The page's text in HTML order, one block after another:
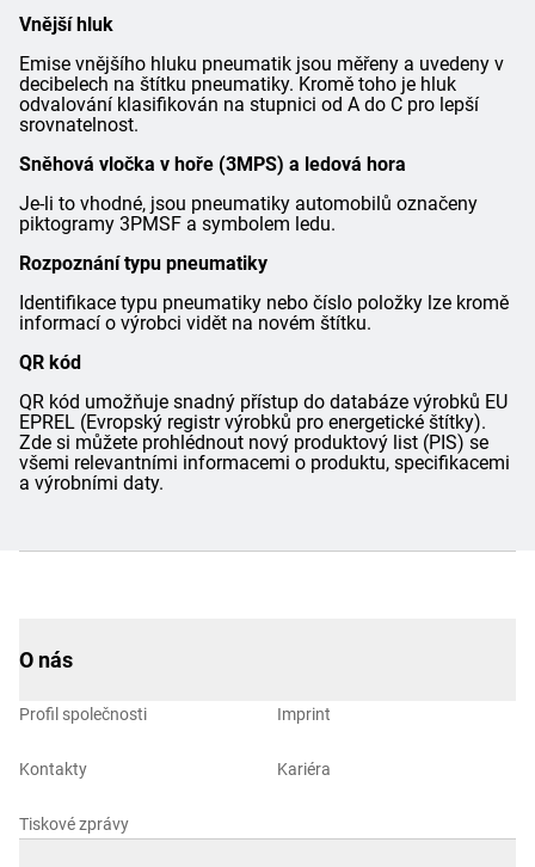
Vnější hluk
Emise vnějšího hluku pneumatik jsou měřeny a uvedeny v
decibelech na štítku pneumatiky. Kromě toho je hluk
odvalování klasifikován na stupnici od A do C pro lepší
srovnatelnost.
Sněhová vločka v hoře (3MPS) a ledová hora
Je-li to vhodné, jsou pneumatiky automobilů označeny
piktogramy 3PMSF a symbolem ledu.
Rozpoznání typu pneumatiky
Identifikace typu pneumatiky nebo číslo položky lze kromě
informací o výrobci vidět na novém štítku.
QR kód
QR kód umožňuje snadný přístup do databáze výrobků EU
EPREL (Evropský registr výrobků pro energetické štítky).
Zde si můžete prohlédnout nový produktový list (PIS) se
všemi relevantními informacemi o produktu, specifikacemi
a výrobními daty.
O nás
Profil společnosti
Kontakty
Tiskové zprávy
Imprint
Kariéra